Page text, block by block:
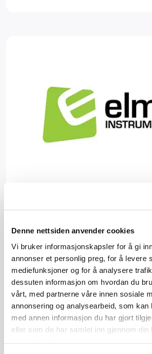
Denne nettsiden anvender cookies
Vi bruker informasjonskapsler for å gi
annonser et personlig preg, for å levere
mediefunksjoner og for å analysere
dessuten informasjon om hvordan du
vårt, med partnerne våre innen sosiale
annonsering og analysearbeid, som kan
med annen informasjon du har gjort
eller som de har samlet inn gjennom din
gassdetektorer, strømningsmålere,
Elma Instruments AS tilbyr også
reparasjonstjenester, teknisk support
sine kunder, en rekke kurs i måleteknikk
samt utvalgte instrumenter til utleie.
Selskapet har kontorer i Oslo og